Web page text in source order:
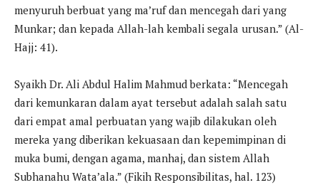
menyuruh berbuat yang ma’ruf dan mencegah dari yang
Munkar; dan kepada Allah-lah kembali segala urusan.” (Al-
Hajj: 41).
Syaikh Dr. Ali Abdul Halim Mahmud berkata: “Mencegah
dari kemunkaran dalam ayat tersebut adalah salah satu
dari empat amal perbuatan yang wajib dilakukan oleh
mereka yang diberikan kekuasaan dan kepemimpinan di
muka bumi, dengan agama, manhaj, dan sistem Allah
Subhanahu Wata’ala.” (Fikih Responsibilitas, hal. 123)